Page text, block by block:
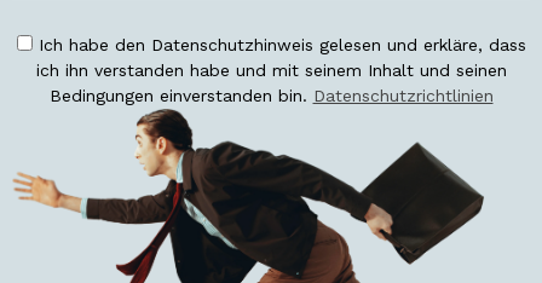
Ich habe den Datenschutzhinweis gelesen und erkläre, dass
ich ihn verstanden habe und mit seinem Inhalt und seinen
Bedingungen einverstanden bin. Datenschutzrichtlinien